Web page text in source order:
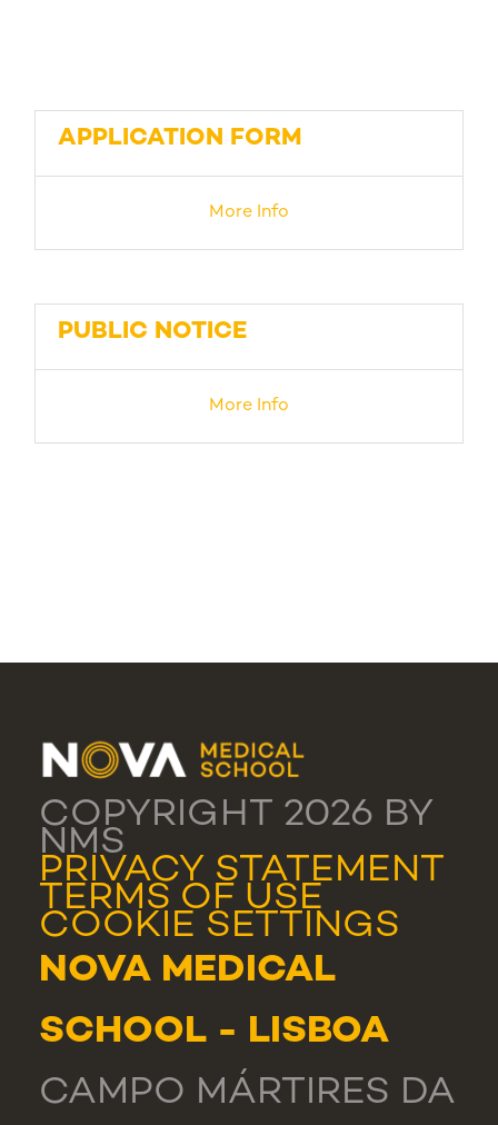
APPLICATION FORM
More Info
PUBLIC NOTICE
More Info
COPYRIGHT 2026 BY
NMS
PRIVACY STATEMENT
TERMS OF USE
COOKIE SETTINGS
NOVA MEDICAL
SCHOOL - LISBOA
CAMPO MÁRTIRES DA